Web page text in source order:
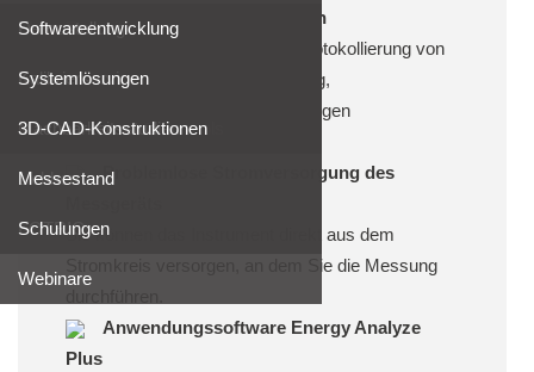
Fluke Reliability
Satron®
Gems Sensors & Controls
Liebherr
FOTRIC
Demostellung
Kalibrierservice
Machbarkeitsstudien
Messestand
Schulungen
Webinare
Softwareentwicklung
Systemlösungen
3D-CAD-Konstruktionen
Vielseitige Messfunktionen
Automatische Erfassung und Protokollierung von
Spannung, Stromstärke, Leistung,
Oberschwingungen und zugehörigen
Netzqualitätsparametern.
Problemlose Stromversorgung des
Sie können das Instrument direkt aus dem
Stromkreis versorgen, an dem Sie die Messung
Anwendungssoftware Energy Analyze
Plus